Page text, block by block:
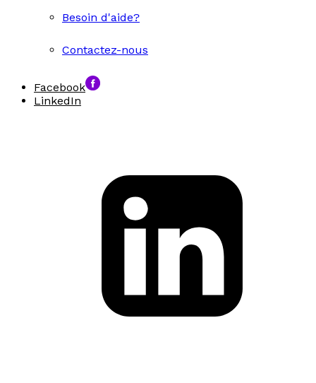
Besoin d'aide?
Contactez-nous
Facebook
LinkedIn